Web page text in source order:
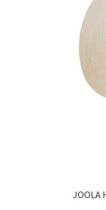
JOOLA